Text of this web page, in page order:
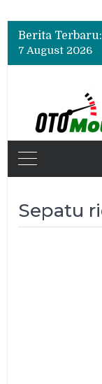
Berita Terbaru:
7 August 2026
Sepatu